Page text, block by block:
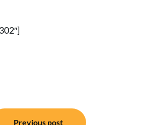
Previous post